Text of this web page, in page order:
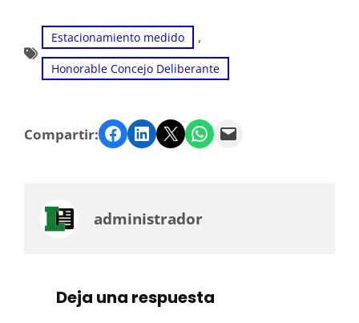
Estacionamiento medido ,
Honorable Concejo Deliberante
Compartir: Facebook LinkedIn Twitter WhatsApp Email
administrador
Deja una respuesta